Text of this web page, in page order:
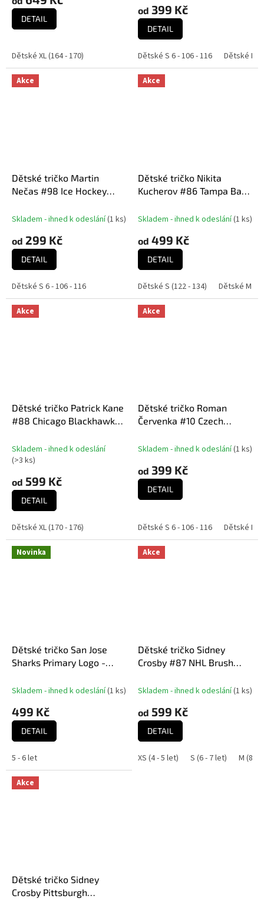
je
5,0
z
hvězdiček.
DETAIL
Dětské XL (164 - 170)
od 399 Kč
DETAIL
Dětské S 6 - 106 - 116 Dětské M
Akce
Dětské tričko Martin
Nečas #98 Ice Hockey
Czechia MS 2024
Skladem - ihned k odeslání(1 ks)
od 299 Kč
DETAIL
Dětské S 6 - 106 - 116
Akce
Dětské tričko Nikita
Kucherov #86 Tampa Bay
Number
Skladem - ihned k odeslání(1 ks)
od 499 Kč
DETAIL
Dětské S (122 - 134) Dětské M
Akce
Dětské tričko Patrick Kane
#88 Chicago Blackhawks
Skladem - ihned k odeslání
(>3 ks)
od 599 Kč
DETAIL
Dětské XL (170 - 176)
Akce
Dětské tričko Roman
Červenka #10 Czech
Navy
Skladem - ihned k odeslání(1 ks)
od 399 Kč
DETAIL
Dětské S 6 - 106 - 116 Dětské M
Novinka
Dětské tričko San Jose
Sharks Primary Logo -
Skladem - ihned k odeslání(1 ks)
499 Kč
DETAIL
5 - 6 let
Akce
Dětské tričko Sidney
Crosby #87 NHL Brush
Skladem - ihned k odeslání(1 ks)
od 599 Kč
DETAIL
XS (4 - 5 let) S (6 - 7 let) M (8 -
Akce
Dětské tričko Sidney
Crosby Pittsburgh